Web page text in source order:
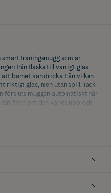
träningsmugg som är
från flaska till vanligt glas.
barnet kan dricka från vilken
riktigt glas, men utan spill. Tack
försluts muggen automatiskt när
även om den vänds upp och
känsla mot barnets läppar och
som upphängningskrokar,
dryckeskanten ren och gör